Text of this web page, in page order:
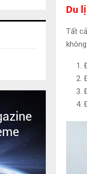
Du
Tất